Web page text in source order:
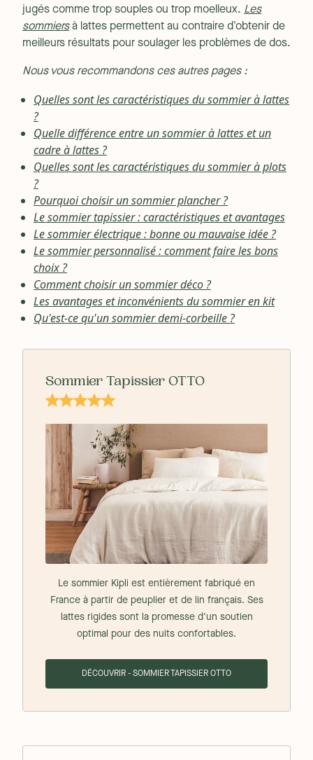
jugés comme trop souples ou trop moelleux. Les
sommiersà lattes permettent au contraire d'obtenir de
meilleurs résultats pour soulager les problèmes de dos.
Nous vous recommandons ces autres pages :
Quelles sont les caractéristiques du sommier à lattes
?
Quelle différence entre un sommier à lattes et un
cadre à lattes ?
Quelles sont les caractéristiques du sommier à plots
?
Pourquoi choisir un sommier plancher ?
Le sommier tapissier : caractéristiques et avantages
Le sommier électrique : bonne ou mauvaise idée ?
Le sommier personnalisé : comment faire les bons
choix ?
Comment choisir un sommier déco ?
Les avantages et inconvénients du sommier en kit
Qu'est-ce qu'un sommier demi-corbeille ?
Sommier Tapissier OTTO
Le sommier Kipli est entièrement fabriqué en
France à partir de peuplier et de lin français. Ses
lattes rigides sont la promesse d'un soutien
optimal pour des nuits confortables.
DÉCOUVRIR - SOMMIER TAPISSIER OTTO